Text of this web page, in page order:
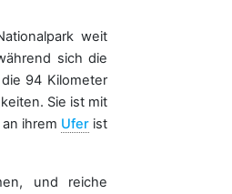
weit
sich die
94 Kilometer
Sie ist mit
ihrem Uferist
und reiche